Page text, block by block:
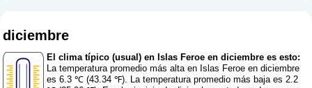
diciembre
El clima típico (usual) en Islas Feroe en diciembre es esto:
La temperatura promedio más alta en Islas Feroe en diciembre
es 6.3 ℃ (43.34 ℉). La temperatura promedio más baja es 2.2